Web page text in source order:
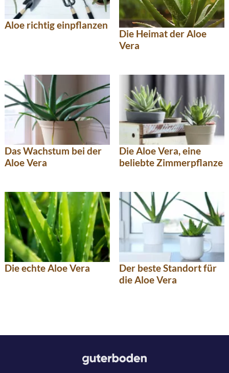
Aloe richtig einpflanzen
Die Heimat der Aloe
Vera
Das Wachstum bei der
Aloe Vera
Die Aloe Vera, eine
beliebte Zimmerpflanze
Die echte Aloe Vera
Der beste Standort für
die Aloe Vera